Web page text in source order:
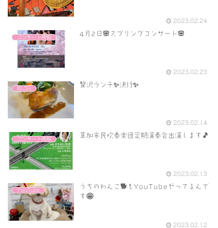
2023.02.24
コンサート情報 4月2日🌸スプリングコンサート🌸
2023.02.23
BLOG 贅沢ランチ✨決行✨
2023.02.14
コンサート情報 草加市民吹奏楽団定期演奏会出演します🎵
2023.02.13
YouTube
うちのわんこ🐕もYouTubeやってるんで
す🤩
2023.02.12